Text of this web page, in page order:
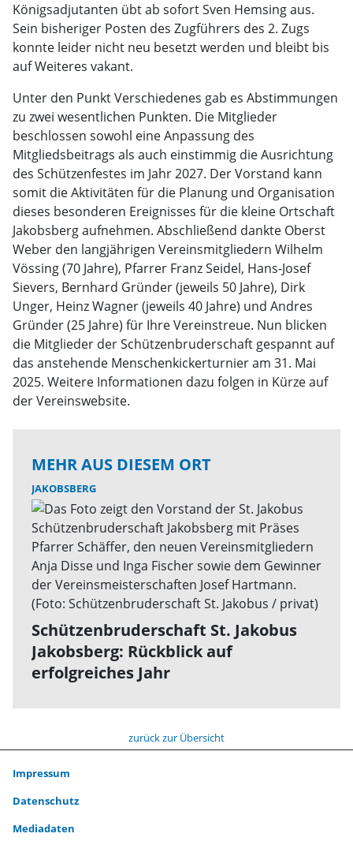
Königsadjutanten übt ab sofort Sven Hemsing aus.
Sein bisheriger Posten des Zugführers des 2. Zugs
konnte leider nicht neu besetzt werden und bleibt bis
auf Weiteres vakant.
Unter den Punkt Verschiedenes gab es Abstimmungen
zu zwei wesentlichen Punkten. Die Mitglieder
beschlossen sowohl eine Anpassung des
Mitgliedsbeitrags als auch einstimmig die Ausrichtung
des Schützenfestes im Jahr 2027. Der Vorstand kann
somit die Aktivitäten für die Planung und Organisation
dieses besonderen Ereignisses für die kleine Ortschaft
Jakobsberg aufnehmen. Abschließend dankte Oberst
Weber den langjährigen Vereinsmitgliedern Wilhelm
Vössing (70 Jahre), Pfarrer Franz Seidel, Hans-Josef
Sievers, Bernhard Gründer (jeweils 50 Jahre), Dirk
Unger, Heinz Wagner (jeweils 40 Jahre) und Andres
Gründer (25 Jahre) für Ihre Vereinstreue. Nun blicken
die Mitglieder der Schützenbruderschaft gespannt auf
das anstehende Menschenkickerturnier am 31. Mai
2025. Weitere Informationen dazu folgen in Kürze auf
der Vereinswebsite.
MEHR AUS DIESEM ORT
JAKOBSBERG
Schützenbruderschaft St. Jakobus
Jakobsberg: Rückblick auf
erfolgreiches Jahr
zurück zur Übersicht
Impressum
Datenschutz
Mediadaten